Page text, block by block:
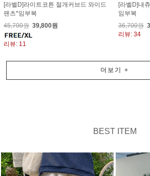
[라벨D]라이트코튼 절개커브드 와이드
팬츠*임부복
45,700원 39,800원
리뷰: 11
[라벨D]내
임부복
36,700원
리뷰: 34
더보기 +
BEST ITEM